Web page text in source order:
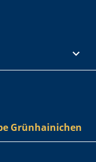

Grünhainichen